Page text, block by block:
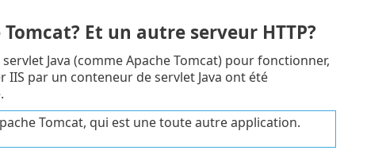
Et un autre serveur HTTP?
Java (comme Apache Tomcat) pour fonctionner,
par un conteneur de servlet Java ont été
Tomcat, qui est une toute autre application.